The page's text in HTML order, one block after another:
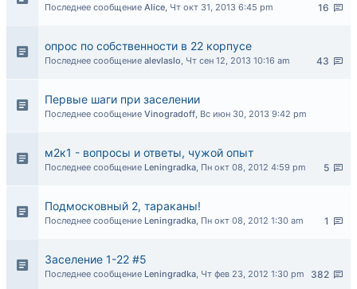
16
Последнее сообщение Alice, Чт окт 31, 2013 6:45 pm
опрос по собственности в 22 корпусе
43
Последнее сообщение alevlaslo, Чт сен 12, 2013 10:16 am
Первые шаги при заселении
Последнее сообщение Vinogradoff, Вс июн 30, 2013 9:42 pm
м2к1 - вопросы и ответы, чужой опыт
5
Последнее сообщение Leningradka, Пн окт 08, 2012 4:59 pm
Подмосковный 2, тараканы!
1
Последнее сообщение Leningradka, Пн окт 08, 2012 1:30 am
Заселение 1-22 #5
382
Последнее сообщение Leningradka, Чт фев 23, 2012 1:30 pm